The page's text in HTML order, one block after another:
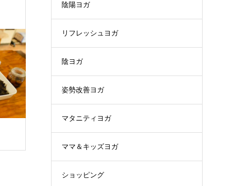
陰陽ヨガ
リフレッシュヨガ
陰ヨガ
姿勢改善ヨガ
マタニティヨガ
ママ＆キッズヨガ
ショッピング